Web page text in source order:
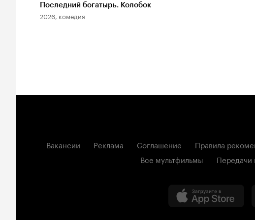
Последний богатырь. Колобок
2026, комедия
Вакансии Реклама Соглашение Правила
Все мультфильмы
Передачи